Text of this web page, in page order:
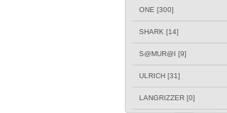
ONE [300]
SHARK [14]
S@MUR@I [9]
ULRICH [31]
LANGRIZZER [0]